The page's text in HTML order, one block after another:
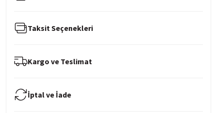
Taksit Seçenekleri
Kargo ve Teslimat
İptal ve İade